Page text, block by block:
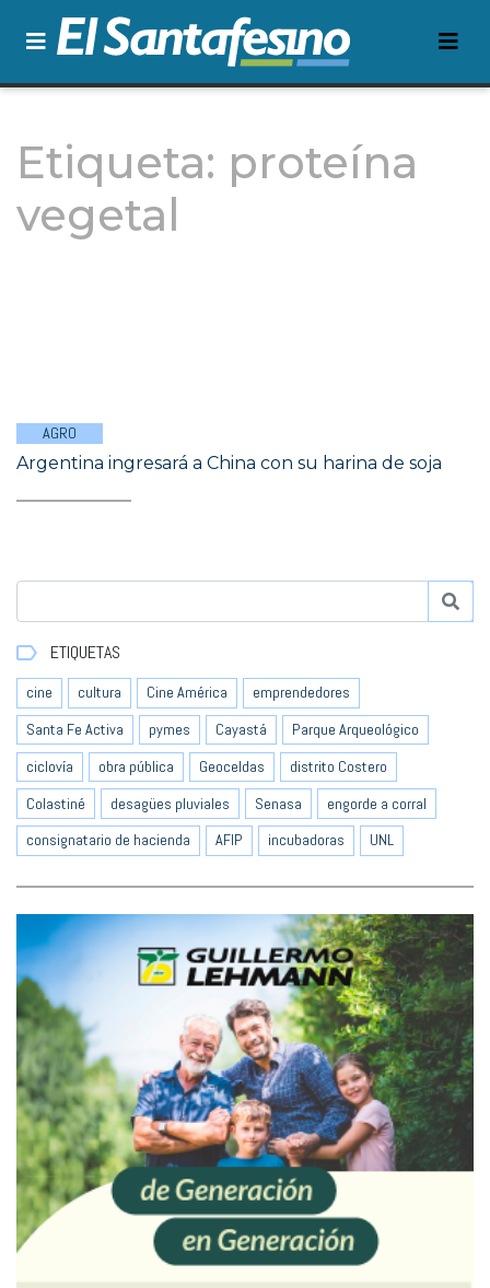
Etiqueta: proteína
vegetal
AGRO
Argentina ingresará a China con su harina de soja
ETIQUETAS
cine cultura Cine América
emprendedores
Santa Fe Activa
pymes Cayastá
Parque Arqueológico
ciclovía
obra pública Geoceldas
distrito Costero
Colastiné
desagües pluviales Senasa
engorde a corral
consignatario de hacienda
AFIP incubadoras UNL